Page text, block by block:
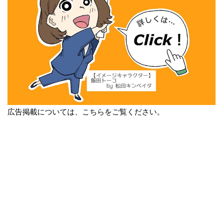
広告掲載については、こちらをご覧ください。